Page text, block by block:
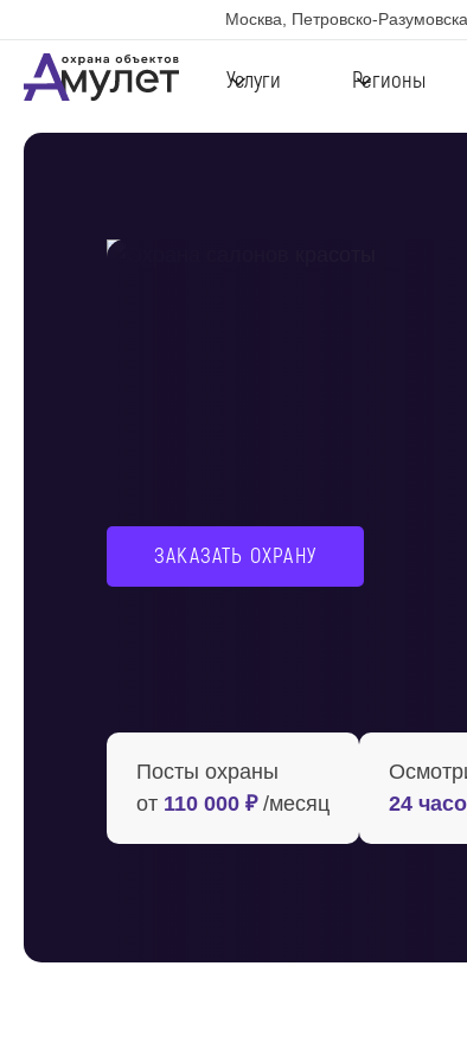
Москва, Петровско-
Услуги Регионы
ЗАКАЗАТЬ ОХРАНУ
Посты охраны
от 110 000 ₽/месяц
24